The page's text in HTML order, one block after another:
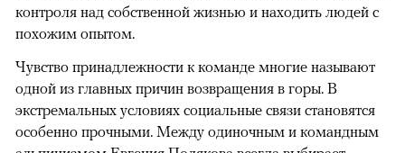
контроля над собственной жизнью и находить людей с
похожим опытом.
Чувство принадлежности к команде многие называют
одной из главных причин возвращения в горы. В
экстремальных условиях социальные связи становятся
особенно прочными. Между одиночным и командным